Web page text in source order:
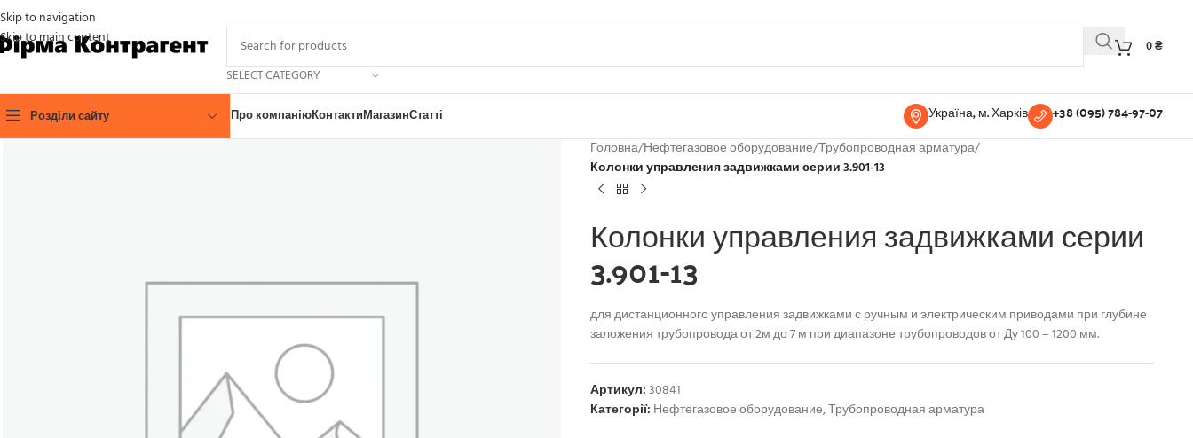
Skip to navigation
Skip to main content
SELECT CATEGORY
0₴
Розділи сайту Про компаніюКонтактиМагазинСтатті Україна, м. Харків +38 (095) 784-97-07
Головна/Нефтегазовое оборудование/Трубопроводная арматура/
Колонки управления задвижками серии 3.901-13
Колонки управления задвижками серии
3.901-13
для дистанционного управления задвижками с ручным и электрическим приводами при глубине
заложения трубопровода от 2м до 7 м при диапазоне трубопроводов от Ду 100 – 1200 мм.
Артикул:30841
Категорії: Нефтегазовое оборудование,Трубопроводная арматура